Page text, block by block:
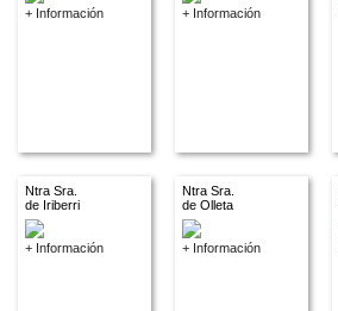
+ Información + Información
Ntra Sra.
de Iriberri
+ Información
Ntra Sra.
de Olleta
+ Información